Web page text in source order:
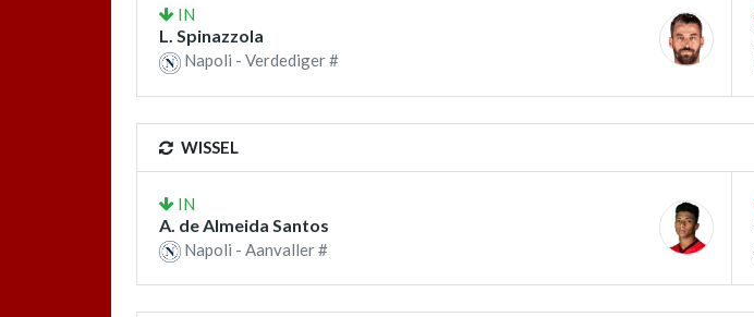
IN
L. Spinazzola
Napoli - Verdediger #
WISSEL
IN
A. de Almeida Santos
Napoli - Aanvaller #